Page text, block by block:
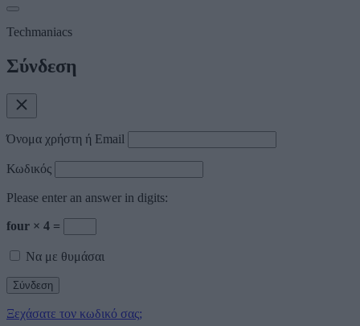
Techmaniacs
Σύνδεση
Όνομα χρήστη ή Email
Κωδικός
Please enter an answer in digits:
four × 4 =
Να με θυμάσαι
Ξεχάσατε τον κωδικό σας;